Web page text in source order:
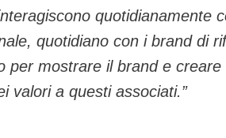
quotidianamente
quotidiano con i brand di
mostrare il brand e
valori a questi associati.”